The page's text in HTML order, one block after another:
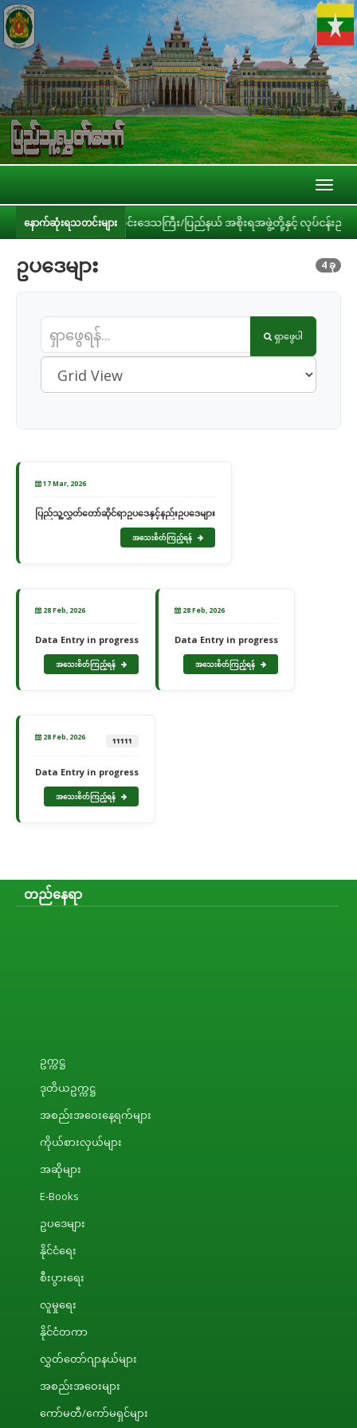
နောက်ဆုံးရသတင်းများ
န်ကြီးဌာနများ၊ တိုင်းဒေသကြီး/ပြည်နယ် အစိုးရအဖွဲ့တို့နှင့် လုပ်ငန်းညှိနှိုင်းအ
ဥပဒေများ 4 ခု
ရှာဖွေပါ
17 Mar, 2026
ပြည်သူ့လွှတ်တော်ဆိုင်ရာဥပဒေနှင့်နည်းဥပဒေများ
အသေးစိတ်ကြည့်ရန်
28 Feb, 2026
Data Entry in progress
အသေးစိတ်ကြည့်ရန်
28 Feb, 2026
Data Entry in progress
အသေးစိတ်ကြည့်ရန်
28 Feb, 2026 11111
Data Entry in progress
အသေးစိတ်ကြည့်ရန်
တည်နေရာ
ဥက္ကဋ္ဌ
ဒုတိယဥက္ကဋ္ဌ
အစည်းအဝေးနေ့ရက်များ
ကိုယ်စားလှယ်များ
အဆိုများ
E-Books
ဥပဒေများ
နိုင်ငံရေး
စီးပွားရေး
လူမှုရေး
နိုင်ငံတကာ
လွှတ်တော်ဂျာနယ်များ
အစည်းအဝေးများ
ကော်မတီ/ကော်မရှင်များ